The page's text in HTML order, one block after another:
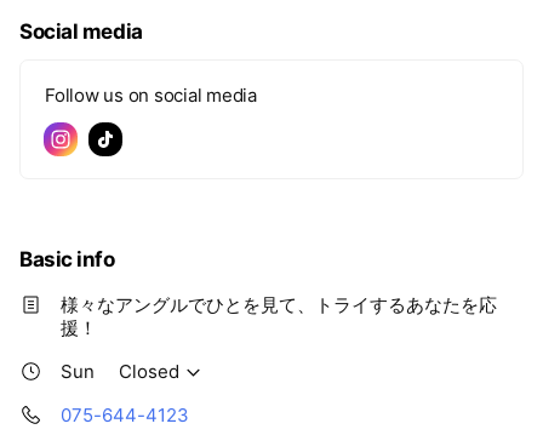
Social media
Follow us on social media
Basic info
様々なアングルでひとを見て、トライするあなたを応
援！
Sun
Closed
075-644-4123